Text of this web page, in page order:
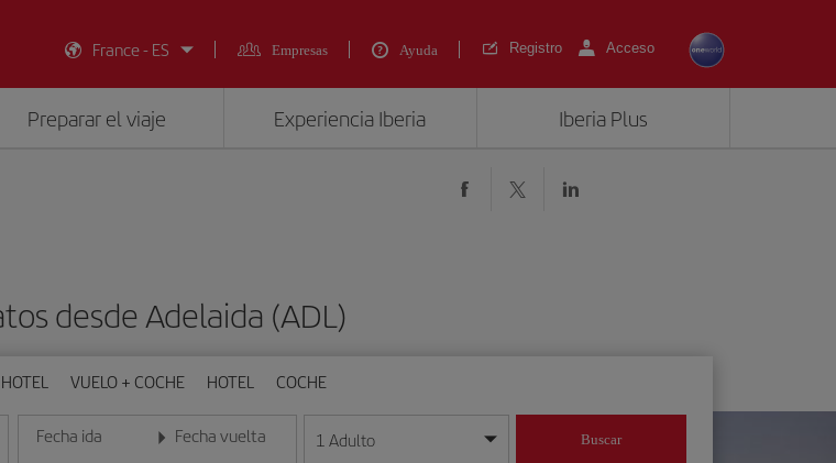
France - ES
Empresas Ayuda Registro Acceso
Preparar el viaje Experiencia Iberia Iberia Plus
desde Adelaida (ADL)
VUELO + COCHE HOTEL COCHE
Fecha ida
Introduce la fecha en formato día/mes/año
Fecha vuelta
Introduce la fecha en formato día/mes/año
1 Adulto Buscar